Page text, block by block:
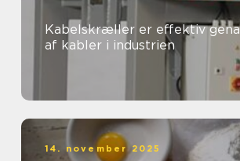
Kabelskræller er effektiv
af kabler i industrien
14. november 2025